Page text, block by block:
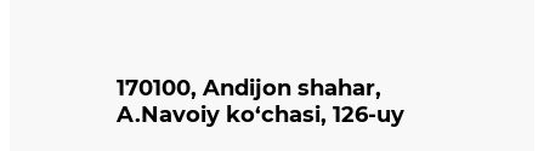
170100, Andijon shahar,
A.Navoiy ko‘chasi, 126-uy